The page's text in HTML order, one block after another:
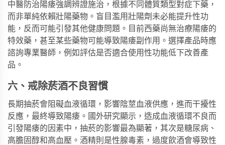
中醫防治陽痿強調辨證施治，根據不同體質類型對症下藥，
而非單純依賴壯陽藥物。盲目濫用壯陽劑未必能提升性功
能，反而可能引發其他健康問題。目前西藥尚無治療陽痿的
特效藥，甚至某些藥物可能導致陽痿副作用。選擇產品時應
諮詢專業醫師，例如評估是否適合使用性功能低下改善產
品。
六、戒除菸酒不良習慣
長期抽菸會阻礙血液循環，影響陰莖血液供應，進而干擾性
反應，最終導致陽痿。國外研究顯示，造成血液循環不良而
引發陽痿的因素中，抽菸的影響最為顯著，其次是糖尿病、
高膽固醇和高血壓。酒精則是性腺毒素，過度飲酒會導致性